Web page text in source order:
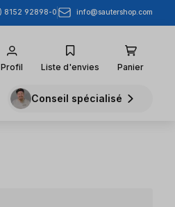
8152 92898-0 info@sautershop.com
Profil Liste d'envies Panier
Conseil spécialisé